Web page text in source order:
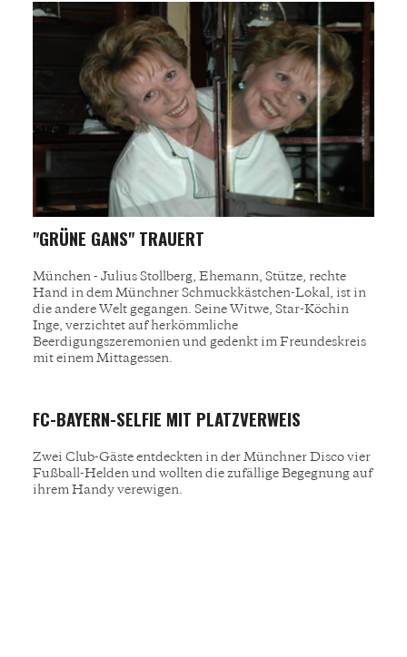
"GRÜNE GANS" TRAUERT
München - Julius Stollberg, Ehemann, Stütze, rechte
Hand in dem Münchner Schmuckkästchen-Lokal, ist in
die andere Welt gegangen. Seine Witwe, Star-Köchin
Inge, verzichtet auf herkömmliche
Beerdigungszeremonien und gedenkt im Freundeskreis
mit einem Mittagessen.
FC-BAYERN-SELFIE MIT PLATZVERWEIS
Zwei Club-Gäste entdeckten in der Münchner Disco vier
Fußball-Helden und wollten die zufällige Begegnung auf
ihrem Handy verewigen.